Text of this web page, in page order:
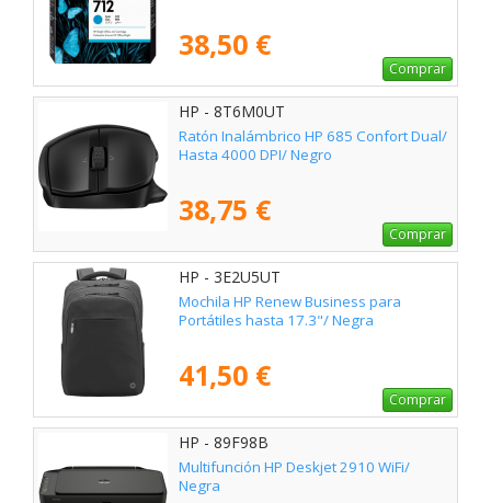
38,50 €
Comprar
HP - 8T6M0UT
Ratón Inalámbrico HP 685 Confort Dual/
Hasta 4000 DPI/ Negro
38,75 €
Comprar
HP - 3E2U5UT
Mochila HP Renew Business para
Portátiles hasta 17.3"/ Negra
41,50 €
Comprar
HP - 89F98B
Multifunción HP Deskjet 2910 WiFi/
Negra